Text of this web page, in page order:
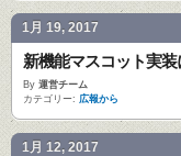
1月 19, 2017
新機能マスコット実
By 運営チーム
カテゴリー: 広報から
1月 12, 2017